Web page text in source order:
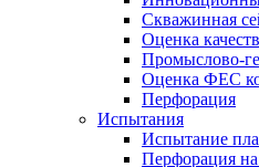
Скважинная
Оценка
Промыслово-
Оценка ФЕС
Перфорация
Испытания
Испытание
Перфорация на